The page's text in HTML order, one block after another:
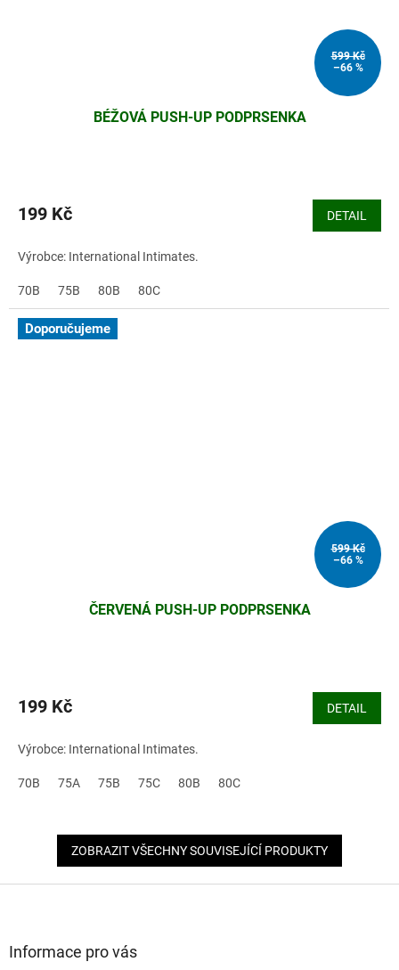
599 Kč
–66 %
BÉŽOVÁ PUSH-UP PODPRSENKA
199 Kč DETAIL
Výrobce: International Intimates.
70B 75B 80B 80C
Doporučujeme
599 Kč
–66 %
ČERVENÁ PUSH-UP PODPRSENKA
199 Kč DETAIL
Výrobce: International Intimates.
70B 75A 75B 75C 80B 80C
ZOBRAZIT VŠECHNY SOUVISEJÍCÍ PRODUKTY
Informace pro vás